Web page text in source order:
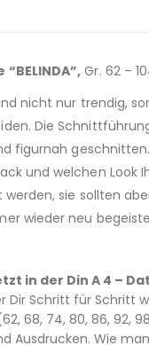
Gr. 62 –
nicht nur trendig,
Die
figurnah
und welchen Look
sie sollten
wieder neu
jetzt in der Din A 4
Dir Schritt für Schritt
68, 74, 80, 86, 92,
Ausdrucken. Wie